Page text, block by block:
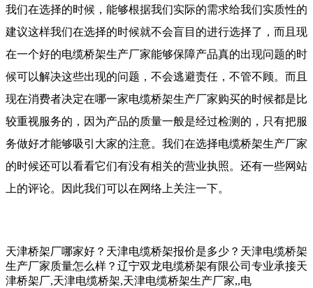
我们在选择的时候，能够根据我们实际的需求给我们实质性的
建议这样我们在选择的时候就不会盲目的进行选择了，而且现
在一个好的电缆桥架生产厂家能够保障产品真的出现问题的时
候可以解决这些出现的问题，不会逃避责任，不管不顾。而且
现在消费者决定在哪一家电缆桥架生产厂家购买的时候都是比
较重视服务的，因为产品的质量一般是经过检测的，只有把服
务做好才能够吸引大家的注意。我们在选择电缆桥架生产厂家
的时候还可以看看它们有没有相关的营业执照。还有一些网站
上的评论。因此我们可以在网络上关注一下。
天津桥架厂哪家好？天津电缆桥架报价是多少？天津电缆桥架
生产厂家质量怎么样？辽宁双龙电缆桥架有限公司专业承接天
津桥架厂,天津电缆桥架,天津电缆桥架生产厂家,,电